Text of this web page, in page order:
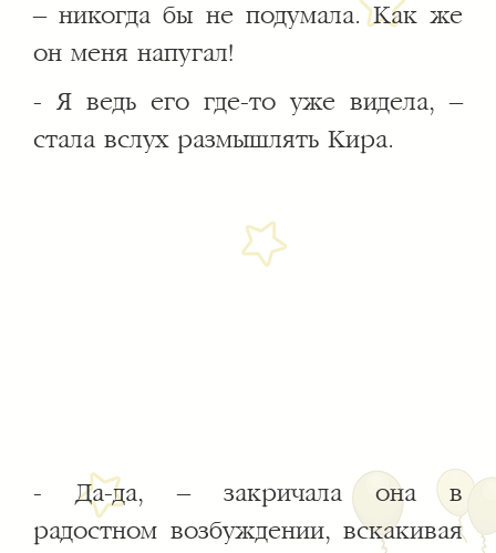
– никогда бы не подумала. Как же
он меня напугал!
- Я ведь его где-то уже видела, –
стала вслух размышлять Кира.
- Да-да, – закричала она в
радостном возбуждении, вскакивая